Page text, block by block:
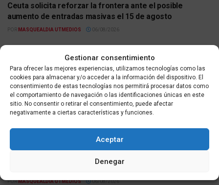
Gestionar consentimiento
Para ofrecer las mejores experiencias, utilizamos tecnologías como las
cookies para almacenar y/o acceder a la información del dispositivo. El
consentimiento de estas tecnologías nos permitirá procesar datos como
el comportamiento de navegación o las identificaciones únicas en este
sitio. No consentir o retirar el consentimiento, puede afectar
negativamente a ciertas características y funciones.
Aceptar
Denegar
Ceuta solicita reforzar la frontera ante el posible
aumento de entradas masivas el 15 de agosto
POR MASQUEALDIA UTMEDIOS 06/08/2026
Defensa mejora la alimentación de las tropas
desplegadas en Ceuta tras críticas por las raciones
PORMASQUEALDIA UTMEDIOS 06/08/2026